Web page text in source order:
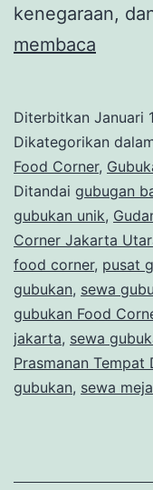
kenegaraan,
membaca
DAN
SIAP
KIRIM
Diterbitkan Januari
Dikategorikan
Food Corner,
Ditandai gubugan
gubukan unik,
Corner Jakarta
food corner, pusat
gubukan, sewa
gubukan Food
jakarta, sewa
Prasmanan Tempat
gubukan, sewa